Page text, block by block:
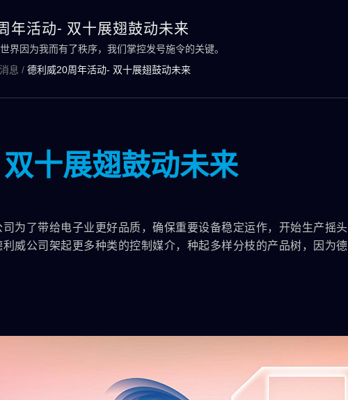
年活动- 双十展翅鼓动未来
界因为我而有了秩序，我们掌控发号施令的关键。
息 / 德利威20周年活动- 双十展翅鼓动未来
十展翅鼓动未来
为了带给电子业更好品质，确保重要设备稳定运作，开始生产摇头
威公司架起更多种类的控制媒介，种起多样分枝的产品树，因为德